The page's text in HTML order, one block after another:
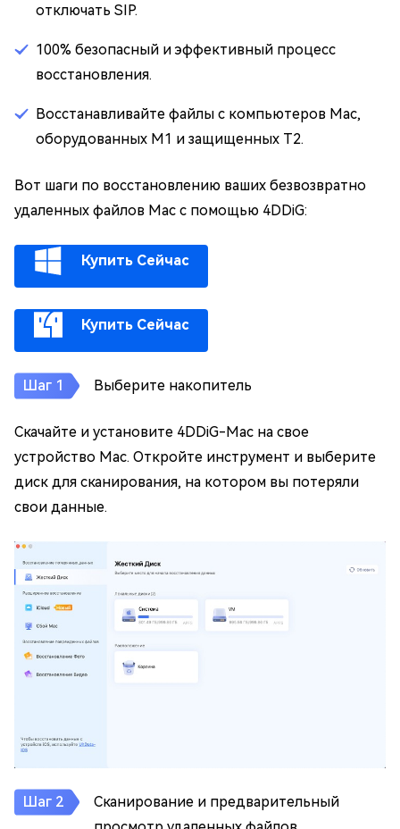
отключать SIP.
100% безопасный и эффективный процесс
восстановления.
Восстанавливайте файлы с компьютеров Mac,
оборудованных M1 и защищенных T2.
Вот шаги по восстановлению ваших безвозвратно
удаленных файлов Mac с помощью 4DDiG:
Купить Сейчас
Купить Сейчас
Выберите накопитель
Скачайте и установите 4DDiG-Mac на свое
устройство Mac. Откройте инструмент и выберите
диск для сканирования, на котором вы потеряли
свои данные.
Сканирование и предварительный